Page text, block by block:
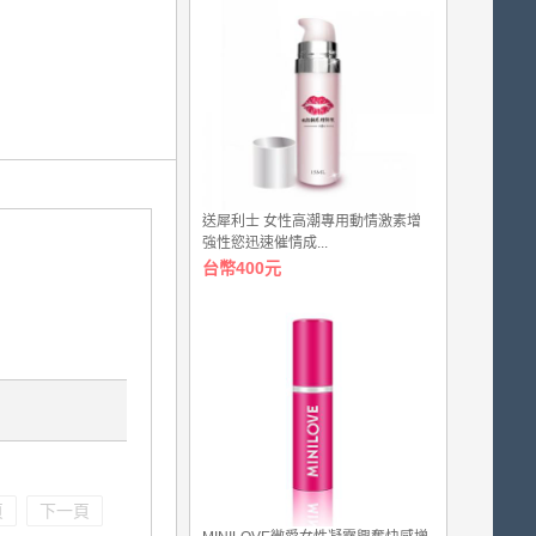
下一頁
送犀利士 女性高潮專用動情激素增
強性慾迅速催情成...
台幣400元